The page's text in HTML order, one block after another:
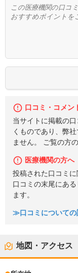
口コミ・コメン
当サイトに掲載の
くものであり、弊
ません。 ご覧の方
医療機関の方へ
投稿された口コミ
口コミの末尾にあ
ます。
≫口コミについての
地図・アクセス